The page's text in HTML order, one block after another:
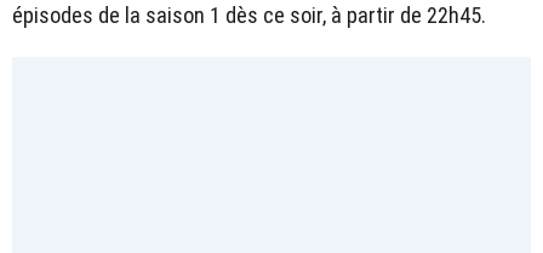
épisodes de la saison 1 dès ce soir, à partir de 22h45.